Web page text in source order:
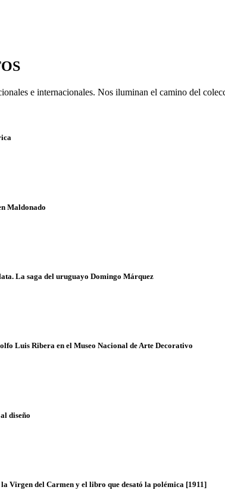
e internacionales. Nos iluminan el camino del
Maldonado
La saga del uruguayo Domingo Márquez
Luis Ribera en el Museo Nacional de Arte Decorativo
diseño
Virgen del Carmen y el libro que desató la polémica [1911]